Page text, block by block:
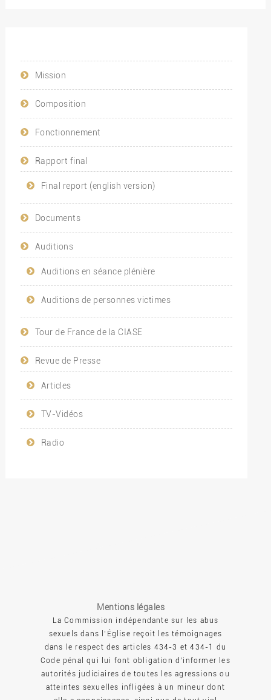
Mission
Composition
Fonctionnement
Rapport final
Final report (english version)
Documents
Auditions
Auditions en séance plénière
Auditions de personnes victimes
Tour de France de la CIASE
Revue de Presse
Articles
TV-Vidéos
Radio
Mentions légales
La Commission indépendante sur les abus
sexuels dans l’Église reçoit les témoignages
dans le respect des articles 434-3 et 434-1 du
Code pénal qui lui font obligation d’informer les
autorités judiciaires de toutes les agressions ou
atteintes sexuelles infligées à un mineur dont